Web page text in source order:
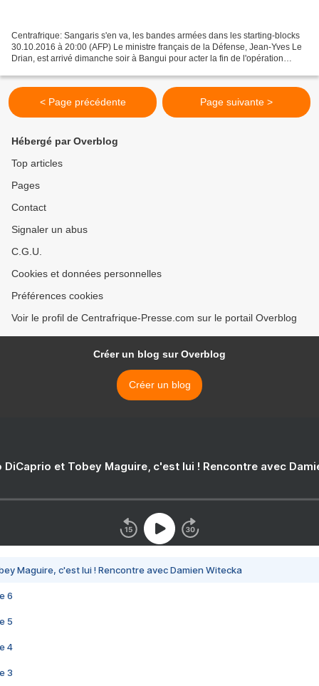
Centrafrique: Sangaris s'en va, les bandes armées dans les starting-blocks
30.10.2016 à 20:00 (AFP) Le ministre français de la Défense, Jean-Yves Le
Drian, est arrivé dimanche soir à Bangui pour acter la fin de l'opération
< Page précédente Page suivante >
Hébergé par Overblog
Top articles
Pages
Contact
Signaler un abus
C.G.U.
Cookies et données personnelles
Préférences cookies
Voir le profil de Centrafrique-Presse.com sur le portail Overblog
Créer un blog sur Overblog
Créer un blog
DiCaprio et Tobey Maguire, c'est lui ! Rencontre avec
Maguire, c'est lui ! Rencontre avec Damien Witecka
6
5
4
3